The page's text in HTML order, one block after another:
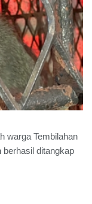
warga Tembilahan
berhasil ditangkap